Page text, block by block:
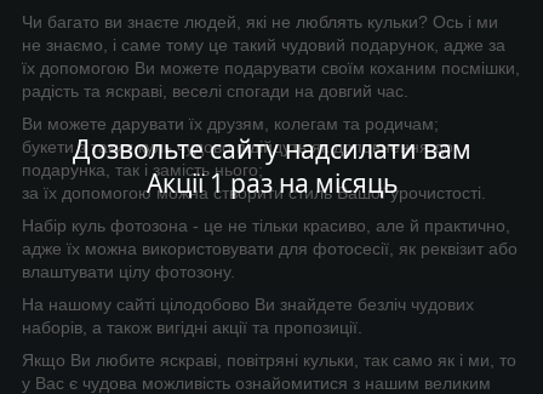
Дозвольте сайту надсилати вам
Акції 1 раз на місяць
Чи багато ви знаєте людей, які не люблять кульки? Ось і ми
не знаємо, і саме тому це такий чудовий подарунок, адже за
їх допомогою Ви можете подарувати своїм коханим посмішки,
радість та яскраві, веселі спогади на довгий час.
Ви можете дарувати їх друзям, колегам та родичам;
букети з таких куль чудово підійдуть як доповнення до
подарунка, так і замість нього;
за їх допомогою можна створити стиль Вашої урочистості.
Набір куль фотозона - це не тільки красиво, але й практично,
адже їх можна використовувати для фотосесії, як реквізит або
влаштувати цілу фотозону.
На нашому сайті цілодобово Ви знайдете безліч чудових
наборів, а також вигідні акції та пропозиції.
Якщо Ви любите яскраві, повітряні кульки, так само як і ми, то
у Вас є чудова можливість ознайомитися з нашим великим